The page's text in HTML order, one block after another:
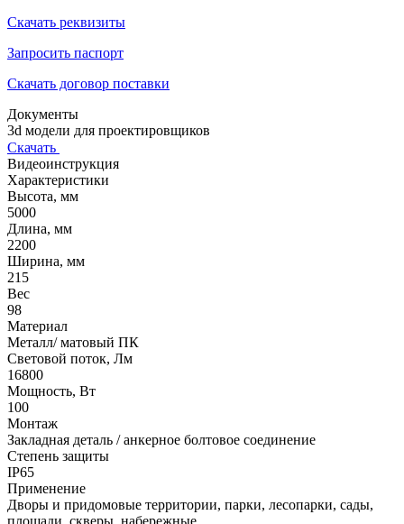
Скачать реквизиты
Запросить паспорт
Скачать договор поставки
Документы
3d модели для проектировщиков
Скачать
Видеоинструкция
Характеристики
Высота, мм
5000
Длина, мм
2200
Ширина, мм
215
Вес
98
Материал
Металл/ матовый ПК
Световой поток, Лм
16800
Мощность, Вт
100
Монтаж
Закладная деталь / анкерное болтовое соединение
Степень защиты
IP65
Применение
Дворы и придомовые территории, парки, лесопарки, сады,
площади, скверы, набережные